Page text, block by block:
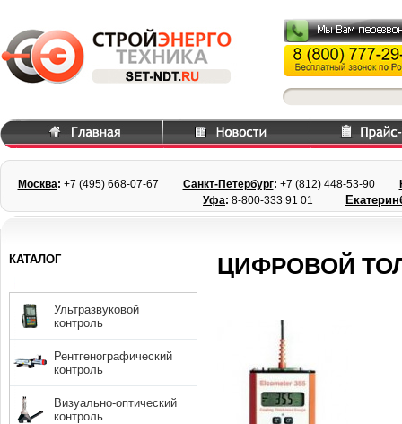
Москва: +7 (495) 668-07-67 Санкт-Петербург: +7 (812) 448-53-90
Уфа: 8-800-333 91 01
ЦИФРОВОЙ
КАТАЛОГ
Ультразвуковой
контроль
Рентгенографический
контроль
Визуально-оптический
контроль